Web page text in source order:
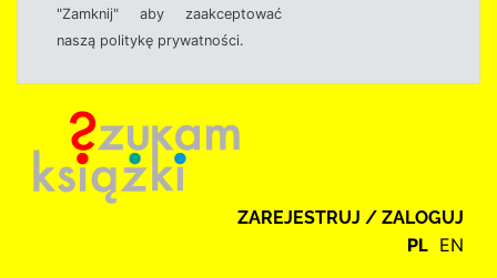
"Zamknij" aby zaakceptować
naszą politykę prywatności.
ZAREJESTRUJ / ZALOGUJ
PL EN